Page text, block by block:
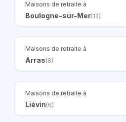
Maisons de retraite à
Boulogne-sur-Mer(12)
Maisons de retraite à
Arras(8)
Maisons de retraite à
Liévin(6)